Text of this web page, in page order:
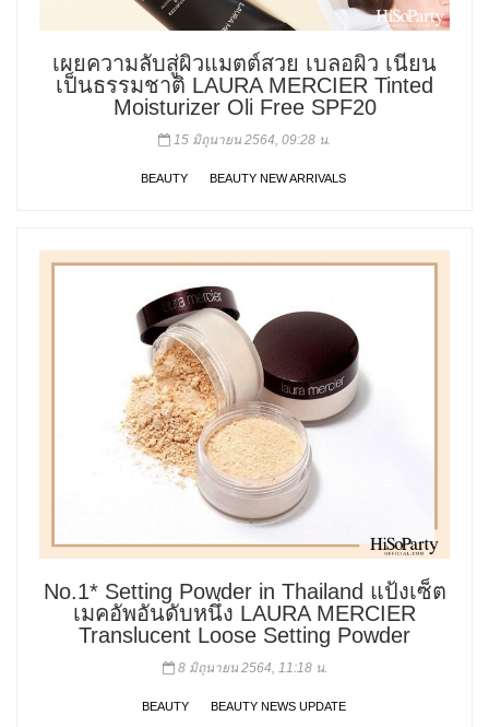
เผยความลับสู่ผิวแมตต์สวย เบลอผิว เนียน
เป็นธรรมชาติ LAURA MERCIER Tinted
Moisturizer Oli Free SPF20
15 มิถุนายน 2564, 09:28 น.
BEAUTY BEAUTY NEW ARRIVALS
No.1* Setting Powder in Thailand แป้งเซ็ต
เมคอัพอันดับหนึ่ง LAURA MERCIER
Translucent Loose Setting Powder
8 มิถุนายน 2564, 11:18 น.
BEAUTY BEAUTY NEWS UPDATE